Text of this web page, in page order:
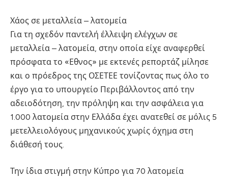
Χάος σε μεταλλεία – λατομεία
Για τη σχεδόν παντελή έλλειψη ελέγχων σε
μεταλλεία – λατομεία, στην οποία είχε αναφερθεί
πρόσφατα το «Εθνος» με εκτενές ρεπορτάζ μίλησε
και ο πρόεδρος της ΟΣΕΤΕΕ τονίζοντας πως όλο το
έργο για το υπουργείο Περιβάλλοντος από την
αδειοδότηση, την πρόληψη και την ασφάλεια για
1.000 λατομεία στην Ελλάδα έχει ανατεθεί σε μόλις 5
μετελλειολόγους μηχανικούς χωρίς όχημα στη
διάθεσή τους.
Την ίδια στιγμή στην Κύπρο για 70 λατομεία